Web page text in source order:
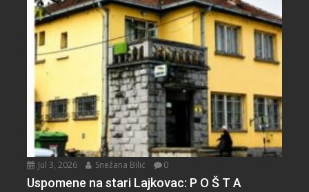
Jul 3, 2026 Snežana Bilić 0
Uspomene na stari Lajkovac: P O Š T A